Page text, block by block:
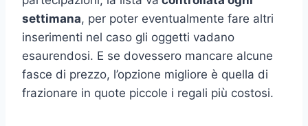
settimana, per poter eventualmente fare altri
inserimenti nel caso gli oggetti vadano
esaurendosi. E se dovessero mancare alcune
fasce di prezzo, l’opzione migliore è quella di
frazionare in quote piccole i regali più costosi.